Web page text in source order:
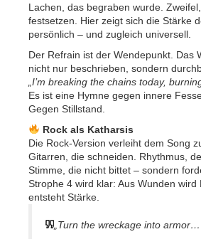
Lachen, das begraben wurde.
festsetzen. Hier zeigt sich die Stärke
persönlich – und zugleich universell.
Der Refrain ist der Wendepunkt. Das
nicht nur beschrieben, sondern
„I’m breaking the chains today,
Es ist eine Hymne gegen innere
Gegen Stillstand.
Rock als Katharsis
Die Rock-Version verleiht dem Song
Gitarren, die schneiden. Rhythmus,
Stimme, die nicht bittet – sondern
Strophe 4 wird klar: Aus Wunden wird
entsteht Stärke.
„Turn the wreckage into